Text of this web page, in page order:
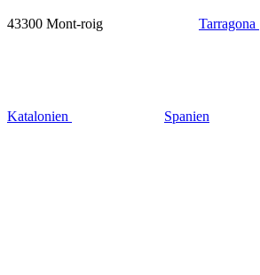
43300 Mont-roig Tarragona
Katalonien Spanien